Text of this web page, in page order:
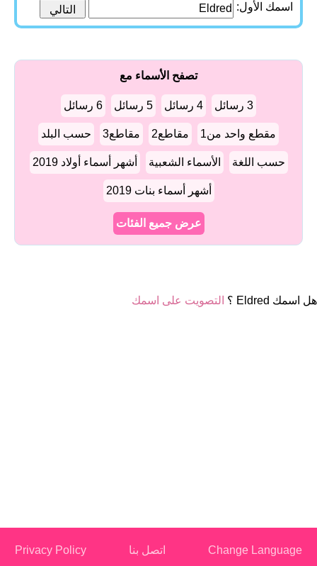
اسمك الأول:
تصفح الأسماء مع
3 رسائل 4 رسائل 5 رسائل 6 رسائل
مقطع واحد من1 مقاطع2 مقاطع3 حسب البلد
حسب اللغة الأسماء الشعبية أشهر أسماء أولاد 2019
أشهر أسماء بنات 2019
عرض جميع الفئات
هل اسمك Eldred ؟ التصويت على اسمك
Change Language اتصل بنا Privacy Policy